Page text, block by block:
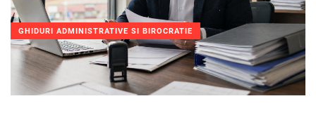
GHIDURI ADMINISTRATIVE SI BIROCRATIE